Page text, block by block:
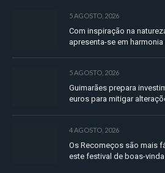
5 AGOSTO, 2026
Com inspiração na
apresenta-se em harmonia
5 AGOSTO, 2026
Guimarães prepara
euros para mitigar
4 AGOSTO, 2026
Os Recomeços são mais
este festival de boas-